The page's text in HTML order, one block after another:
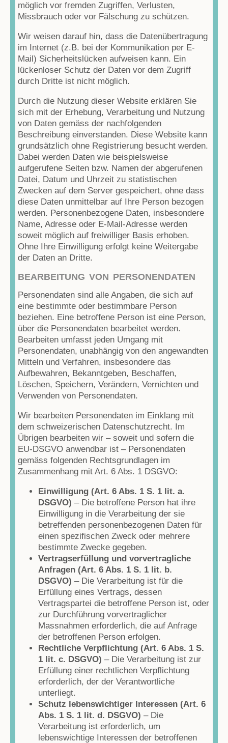
möglich vor fremden Zugriffen, Verlusten,
Missbrauch oder vor Fälschung zu schützen.
Wir weisen darauf hin, dass die Datenübertragung
im Internet (z.B. bei der Kommunikation per E-
Mail) Sicherheitslücken aufweisen kann. Ein
lückenloser Schutz der Daten vor dem Zugriff
durch Dritte ist nicht möglich.
Durch die Nutzung dieser Website erklären Sie
sich mit der Erhebung, Verarbeitung und Nutzung
von Daten gemäss der nachfolgenden
Beschreibung einverstanden. Diese Website kann
grundsätzlich ohne Registrierung besucht werden.
Dabei werden Daten wie beispielsweise
aufgerufene Seiten bzw. Namen der abgerufenen
Datei, Datum und Uhrzeit zu statistischen
Zwecken auf dem Server gespeichert, ohne dass
diese Daten unmittelbar auf Ihre Person bezogen
werden. Personenbezogene Daten, insbesondere
Name, Adresse oder E-Mail-Adresse werden
soweit möglich auf freiwilliger Basis erhoben.
Ohne Ihre Einwilligung erfolgt keine Weitergabe
der Daten an Dritte.
BEARBEITUNG VON PERSONENDATEN
Personendaten sind alle Angaben, die sich auf
eine bestimmte oder bestimmbare Person
beziehen. Eine betroffene Person ist eine Person,
über die Personendaten bearbeitet werden.
Bearbeiten umfasst jeden Umgang mit
Personendaten, unabhängig von den angewandten
Mitteln und Verfahren, insbesondere das
Aufbewahren, Bekanntgeben, Beschaffen,
Löschen, Speichern, Verändern, Vernichten und
Verwenden von Personendaten.
Wir bearbeiten Personendaten im Einklang mit
dem schweizerischen Datenschutzrecht. Im
Übrigen bearbeiten wir – soweit und sofern die
EU-DSGVO anwendbar ist – Personendaten
gemäss folgenden Rechtsgrundlagen im
Zusammenhang mit Art. 6 Abs. 1 DSGVO:
Einwilligung (Art. 6 Abs. 1 S. 1 lit. a.
DSGVO) – Die betroffene Person hat ihre
Einwilligung in die Verarbeitung der sie
betreffenden personenbezogenen Daten für
einen spezifischen Zweck oder mehrere
bestimmte Zwecke gegeben.
Vertragserfüllung und vorvertragliche
Anfragen (Art. 6 Abs. 1 S. 1 lit. b.
DSGVO) – Die Verarbeitung ist für die
Erfüllung eines Vertrags, dessen
Vertragspartei die betroffene Person ist, oder
zur Durchführung vorvertraglicher
Massnahmen erforderlich, die auf Anfrage
der betroffenen Person erfolgen.
Rechtliche Verpflichtung (Art. 6 Abs. 1 S.
1 lit. c. DSGVO) – Die Verarbeitung ist zur
Erfüllung einer rechtlichen Verpflichtung
erforderlich, der der Verantwortliche
unterliegt.
Schutz lebenswichtiger Interessen (Art. 6
Abs. 1 S. 1 lit. d. DSGVO) – Die
Verarbeitung ist erforderlich, um
lebenswichtige Interessen der betroffenen